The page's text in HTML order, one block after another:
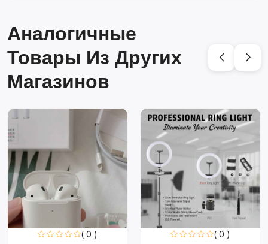
Аналогичные
Товары Из Других
Магазинов
( 0 ) ( 0 )